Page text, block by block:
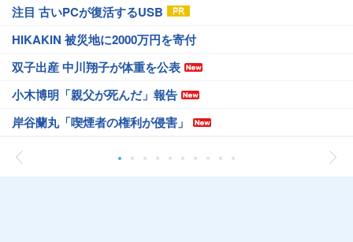
注目 古いPCが復活するUSB
HIKAKIN 被災地に2000万円を寄付
双子出産 中川翔子が体重を公表
小木博明「親父が死んだ」報告
岸谷蘭丸「喫煙者の権利が侵害」